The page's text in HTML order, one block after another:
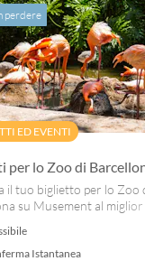
perdere
ED EVENTI
per lo Zoo di
il tuo biglietto per lo Zoo
su Musement al miglior
sicura. Cerca,
e prenota fantastiche
Istantanea